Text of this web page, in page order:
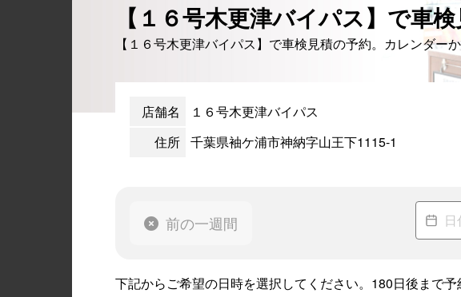
【１６号木更津バイパス】で車
【１６号木更津バイパス】で車検見積の予約。カレンダー
店舗名
１６号木更津バイパス
住所 千葉県袖ケ浦市神納字山王下1115-1
前の一週間
下記からご希望の日時を選択してください。180日後まで予